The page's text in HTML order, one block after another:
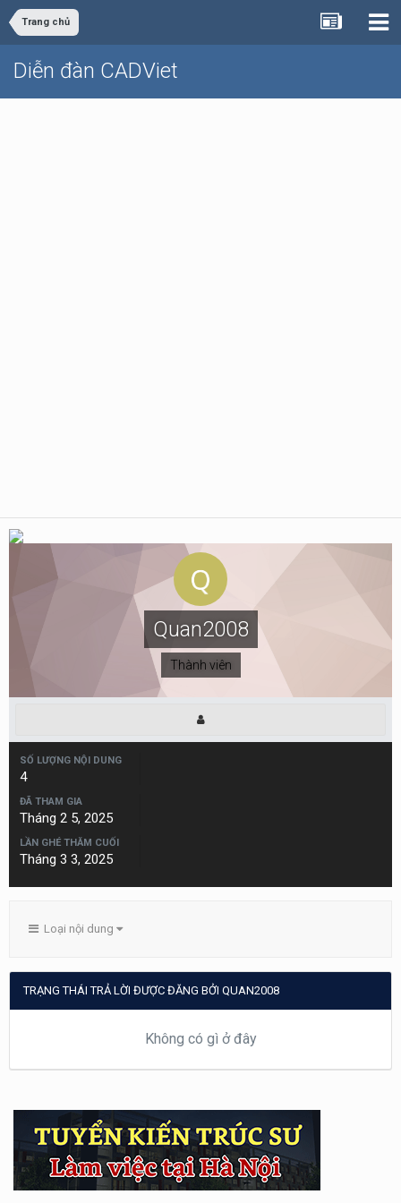
Trang chủ
Diễn đàn CADViet
Quan2008
Thành viên
SỐ LƯỢNG NỘI DUNG
4
ĐÃ THAM GIA
Tháng 2 5, 2025
LẦN GHÉ THĂM CUỐI
Tháng 3 3, 2025
Loại nội dung
TRẠNG THÁI TRẢ LỜI ĐƯỢC ĐĂNG BỞI QUAN2008
Không có gì ở đây